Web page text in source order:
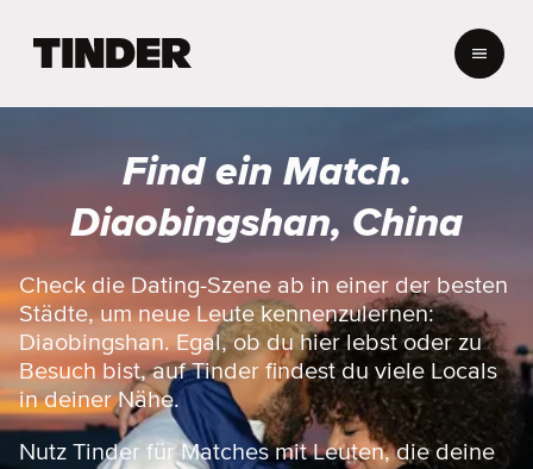
r
S
a
r
t
s
e
i
t
e
Find ein Match.
Diaobingshan, China
Check die Dating-Szene ab in einer der besten
Städte, um neue Leute kennenzulernen:
Diaobingshan. Egal, ob du hier lebst oder zu
Besuch bist, auf Tinder findest du viele Locals
in deiner Nähe.
Nutz Tinder für Matches mit Leuten, die deine